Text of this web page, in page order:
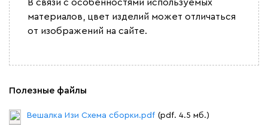
В связи с особенностями используемых
материалов, цвет изделий может отличаться
от изображений на сайте.
Полезные файлы
Вешалка Изи Схема сборки.pdf (pdf. 4.5 мб.)